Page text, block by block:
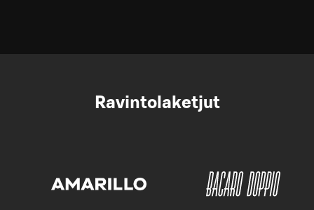
Ravintolaketjut